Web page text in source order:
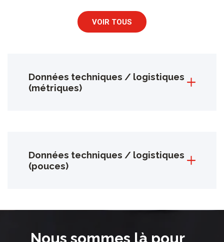
VOIR TOUS
Données techniques / logistiques
(métriques)
Données techniques / logistiques
(pouces)
Nous sommes là pour